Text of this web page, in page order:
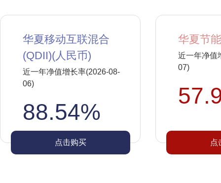
华夏移动互联混合
(QDII)(人民币)
近一年净值增长率(2026-08-
06)
88.54%
点击购买
华夏节
近一年净值
07)
点